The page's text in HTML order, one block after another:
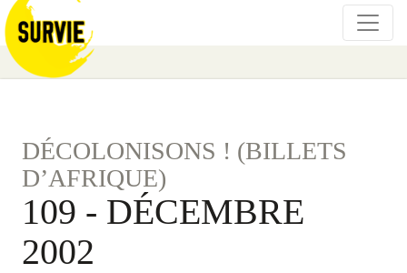
DÉCOLONISONS ! (BILLETS
D’AFRIQUE)
109 - DÉCEMBRE
2002